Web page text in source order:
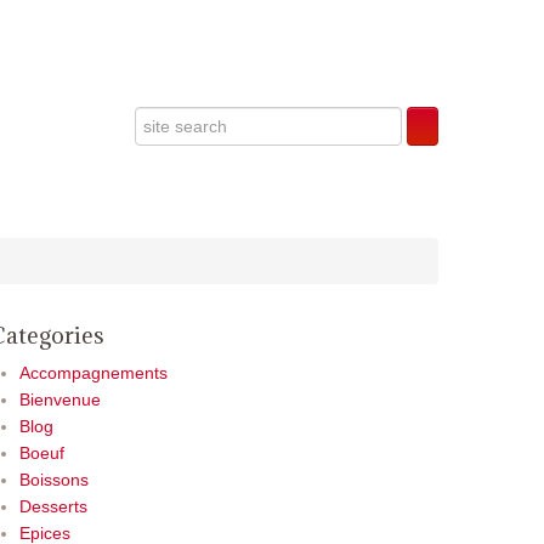
Accompagnements
Bienvenue
Blog
Boeuf
Boissons
Desserts
Epices